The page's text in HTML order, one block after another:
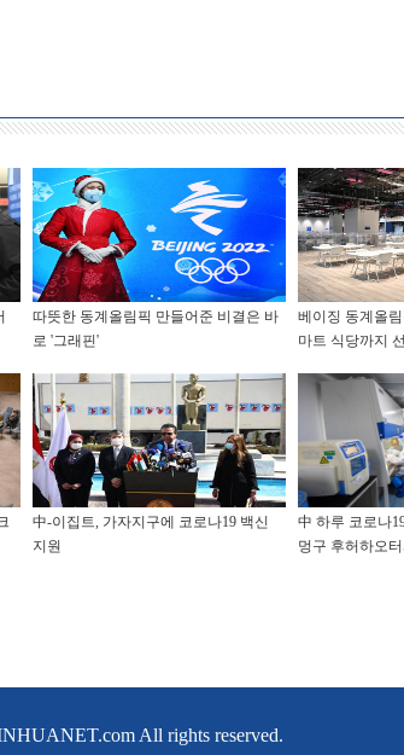
따뜻한 동계올림픽 만들어준 비결은 바
로 '그래핀'
베이징 동계올
마트 식당까지
中-이집트, 가자지구에 코로나19 백신
지원
中 하루 코로나
멍구 후허하오터
All rights reserved.